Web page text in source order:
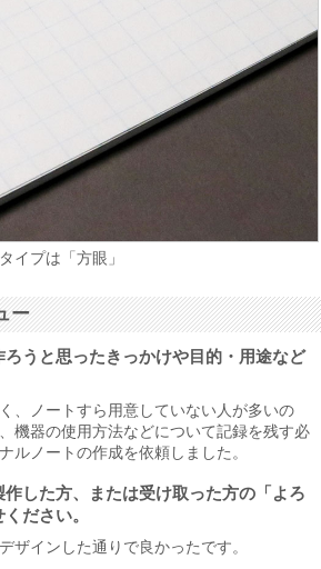
イプは「方眼」
ー
うと思ったきっかけや目的・用途など
、ノートすら用意していない人が多いの
機器の使用方法などについて記録を残す必
ルノートの作成を依頼しました。
した方、または受け取った方の「よろ
ださい。
ザインした通りで良かったです。